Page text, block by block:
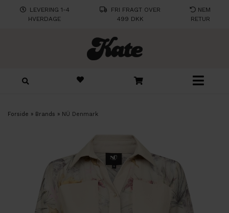
LEVERING 1-4
HVERDAGE
FRI FRAGT OVER
499 DKK
NEM
RETUR
Forside » Brands » NÜ Denmark